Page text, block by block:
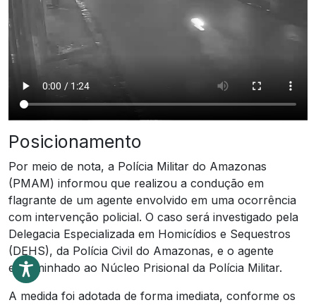
Posicionamento
Por meio de nota, a Polícia Militar do Amazonas
(PMAM) informou que realizou a condução em
flagrante de um agente envolvido em uma ocorrência
com intervenção policial. O caso será investigado pela
Delegacia Especializada em Homicídios e Sequestros
(DEHS), da Polícia Civil do Amazonas, e o agente
encaminhado ao Núcleo Prisional da Polícia Militar.
A medida foi adotada de forma imediata, conforme os